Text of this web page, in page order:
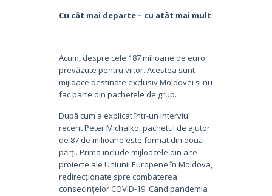
Cu cât mai departe – cu atât mai mult
Acum, despre cele 187 milioane de euro
prevăzute pentru viitor. Acestea sunt
mijloace destinate exclusiv Moldovei și nu
fac parte din pachetele de grup.
După cum a explicat într-un interviu
recent Peter Michalko, pachetul de ajutor
de 87 de milioane este format din două
părți. Prima include mijloacele din alte
proiecte ale Uniunii Europene în Moldova,
redirecționate spre combaterea
consecințelor COVID-19. Când pandemia